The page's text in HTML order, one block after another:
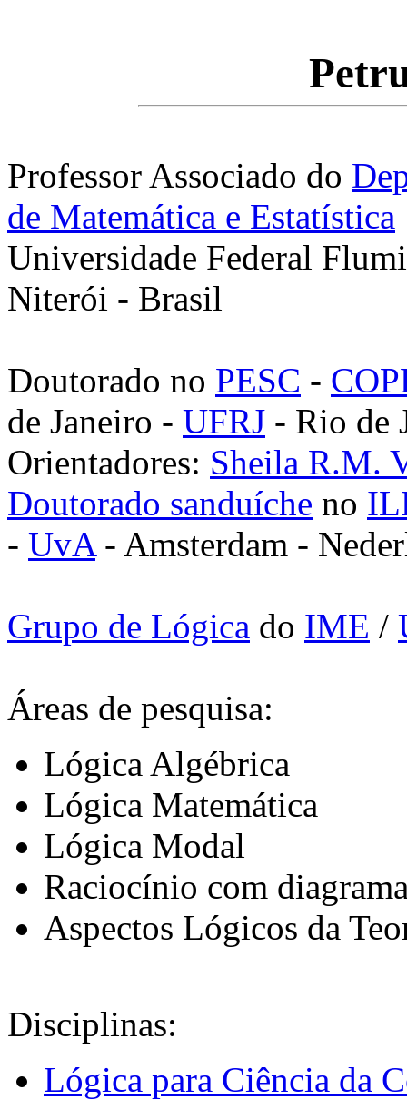
Professor Associado do
de Matemática e Estatística
Universidade Federal
Niterói - Brasil
Doutorado no PESC -
de Janeiro - UFRJ - Rio de
Orientadores: Sheila R.M.
Doutorado sanduíche no
- UvA- Amsterdam -
Grupo de Lógica do IME /
Áreas de pesquisa:
Lógica Algébrica
Lógica Matemática
Lógica Modal
Raciocínio com
Aspectos Lógicos da
Disciplinas:
Lógica para Ciência da